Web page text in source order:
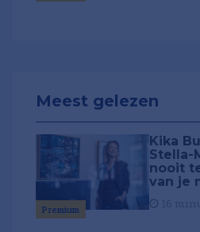
Meest gelezen
Premium
Kika
Stella-
nooit
van je